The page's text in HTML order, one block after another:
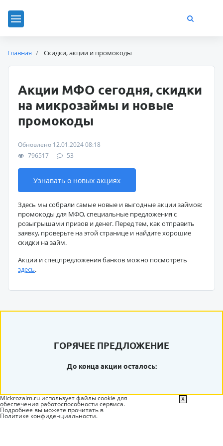
Главная Скидки, акции и промокоды
Акции МФО сегодня, скидки
на микрозаймы и новые
промокоды
Обновлено 12.01.2024 08:18
796517
53
Узнавать о новых акциях
Здесь мы собрали самые новые и выгодные акции займов:
промокоды для МФО, специальные предложения с
розыгрышами призов и денег. Перед тем, как отправить
заявку, проверьте на этой странице и найдите хорошие
скидки на займ.
Акции и спецпредложения банков можно посмотреть
здесь.
ГОРЯЧЕЕ ПРЕДЛОЖЕНИЕ
До конца акции осталось:
Mickrozaim.ru использует файлы cookie для
обеспечения работоспособности сервиса.
Подробнее вы можете прочитать в
Политике конфиденциальности.
X